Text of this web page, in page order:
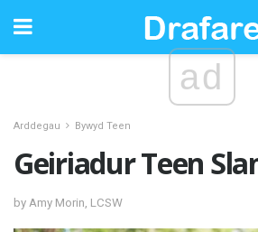
ad
Arddegau Bywyd Teen
Geiriadur Teen
by Amy Morin, LCSW